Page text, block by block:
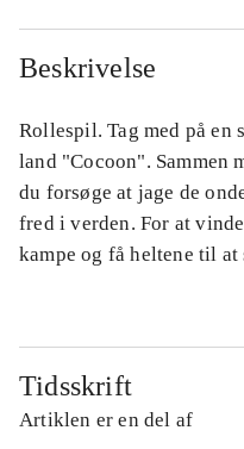
Beskrivelse
Rollespil. Tag med på en
land "Cocoon". Sammen
du forsøge at jage de
fred i verden. For at
kampe og få heltene til
Tidsskrift
Artiklen er en del af